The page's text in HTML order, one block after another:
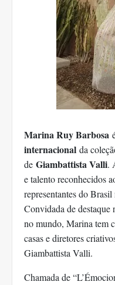
Marina Ruy Barbosa
internacional da
de Giambattista Valli.
e talento reconhecidos
representantes do
Convidada de destaque
no mundo, Marina tem
casas e diretores
Giambattista Valli.
Chamada de